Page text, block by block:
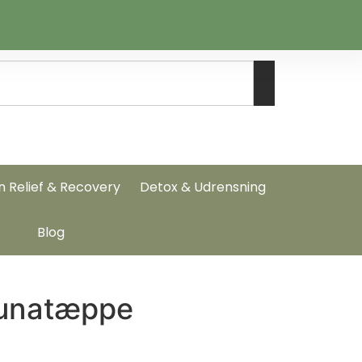
Relief & Recovery Detox & Udrensning
Blog